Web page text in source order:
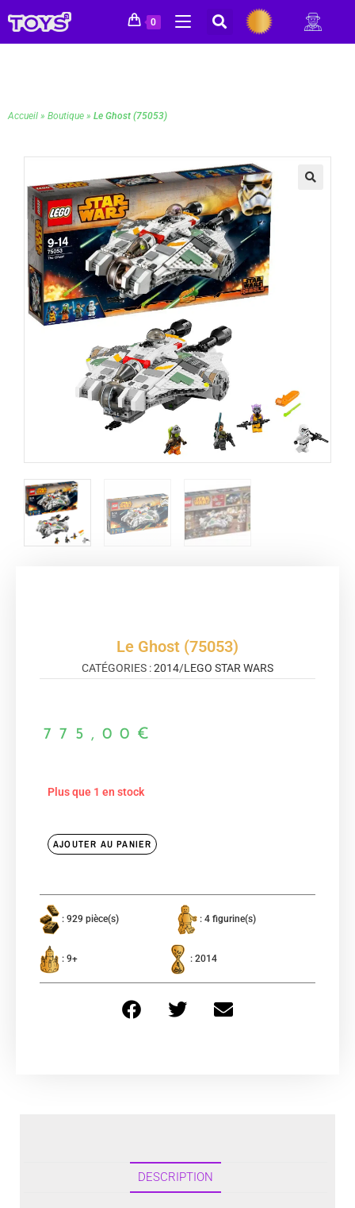
0
Accueil » Boutique » Le Ghost (75053)
Le Ghost (75053)
CATÉGORIES :2014/LEGO STAR WARS
775,00 €
Plus que 1 en stock
AJOUTER AU PANIER
: 929 pièce(s) : 4 figurine(s)
: 9+ : 2014
DESCRIPTION